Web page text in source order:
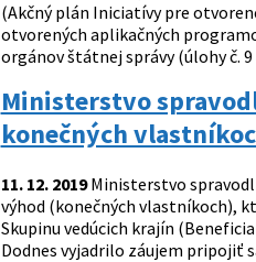
(Akčný plán Iniciatívy pre
otvorených aplikačných
orgánov štátnej správy (úlohy č.
Ministerstvo
konečných
11. 12. 2019Ministerstvo
výhod (konečných vlastníkoch),
Skupinu vedúcich krajín
Dodnes vyjadrilo záujem pripojiť